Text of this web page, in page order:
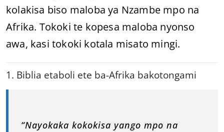
kolakisa biso maloba ya Nzambe mpo na
Afrika. Tokoki te kopesa maloba nyonso
awa, kasi tokoki kotala misato mingi.
1. Biblia etaboli ete ba-Afrika bakotongami
“Nayokaka kokokisa yango mpo na